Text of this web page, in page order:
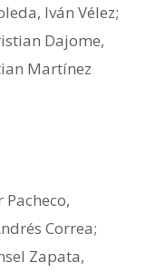
Iván Vélez;
Dajome,
Martínez
Correa;
Zapata,